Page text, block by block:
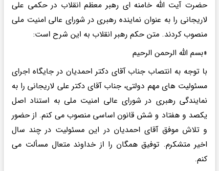
حضرت آیت الله خامنه ای رهبر معظم انقلاب در حکمی علی
لاریجانی را به عنوان نماینده رهبری در شورای عالی امنیت ملی
منصوب کردند. متن حکم رهبر انقلاب به این شرح است:
«بسم الله الرحمن الرحیم
با توجه به انتصاب جناب آقای دکتر احمدیان در جایگاه اجرای
مسئولیت های مهم دولتی، جناب آقای دکتر علی لاریجانی را به
نمایندگی رهبری در شورای عالی امنیت ملی به استناد اصل
یکصد و هفتاد و شش قانون اساسی منصوب می کنم. از حضور
و تلاش موفق آقای احمدیان در این مسئولیت در چند سال
اخیر متشکرم. توفیق همگان را از خداوند متعال مسألت می
کنم.